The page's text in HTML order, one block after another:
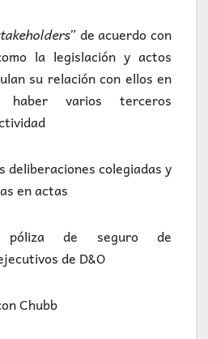
” de acuerdo con
la legislación y actos
su relación con ellos en
varios terceros
deliberaciones colegiadas y
en actas
de seguro de
de D&O
Chubb